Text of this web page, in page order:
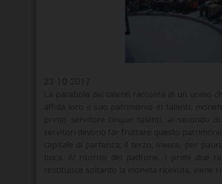
23-10-2017
La parabola dei talenti racconta di un uomo
affida loro il suo patrimonio in talenti,
primo servitore cinque talenti, al secondo
servitori devono far fruttare questo
capitale di partenza; il terzo, invece, per
buca. Al ritorno del padrone, i primi due
restituisce soltanto la moneta ricevuta, viene